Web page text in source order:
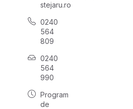
stejaru.ro
0240
564
809
0240
564
990
Program
de